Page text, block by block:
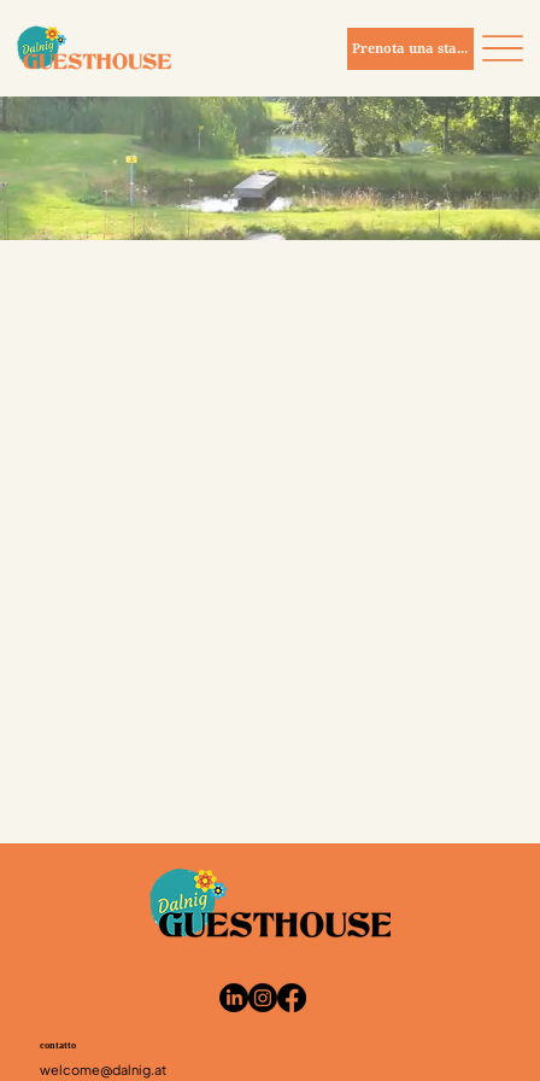
Prenota una stanza
contatto
welcome@dalnig.at